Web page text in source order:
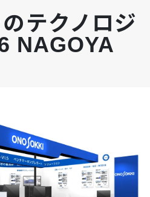
テクノロジ
NAGOYA